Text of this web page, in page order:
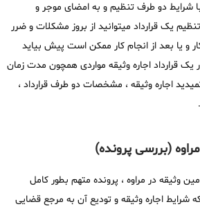
شرایط دو طرف تنظیم و به امضای موجر و
یک قرارداد میتوانید از بروز مشکلات و ضرر
و یا بعد از انجام کار ممکن است پیش بیاید
یک قرارداد اجاره وثیقه مواردی همچون مدت زمان
تمیدید اجاره وثیقه ، مشخصات دو طرف قرارداد ،
وثیقه در مراوه ، پرونده متهم بطور کامل
شرایط اجاره وثیقه و تودیع آن به مرجع قضایی